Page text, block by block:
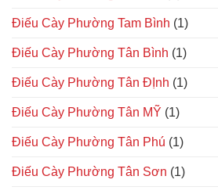
Điếu Cày Phường Tam Bình (1)
Điếu Cày Phường Tân Bình (1)
Điếu Cày Phường Tân ĐỊnh (1)
Điếu Cày Phường Tân MỸ (1)
Điếu Cày Phường Tân Phú (1)
Điếu Cày Phường Tân Sơn (1)